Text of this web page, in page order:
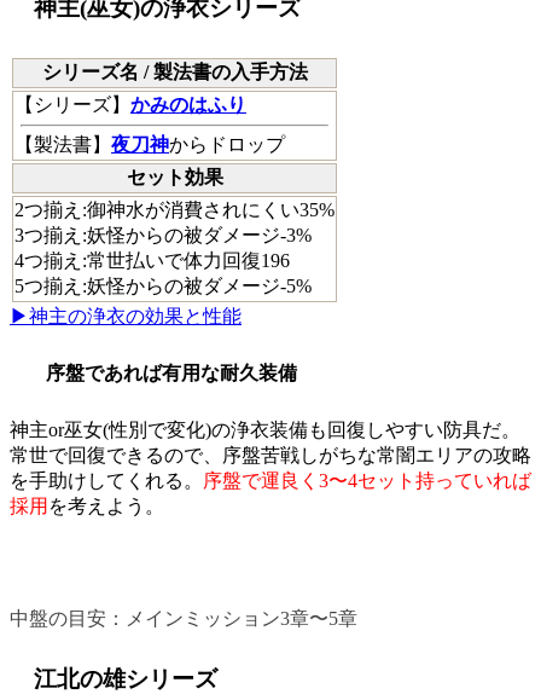
神主(巫女)の浄衣シリーズ
シリーズ名 / 製法書の入手方法
【 シリーズ】 かみのはふり
【製法書】 夜刀神からドロップ
セット効果
2つ揃え:御神水が消費されにくい35%
3つ揃え:妖怪からの被ダメージ-3%
4つ揃え:常世払いで体力回復196
5つ揃え:妖怪からの被ダメージ-5%
▶神主の浄衣の効果と性能
序盤であれば有用な耐久装備
神主or巫女(性別で変化)の浄衣装備も回復しやすい防具だ。
常世で回復できるので、序盤苦戦しがちな常闇エリアの攻略
を手助けしてくれる。
序盤で運良く3〜4セット持っていれば
採用 を考えよう。
中盤の目安：メインミッション3章〜5章
江北の雄シリーズ